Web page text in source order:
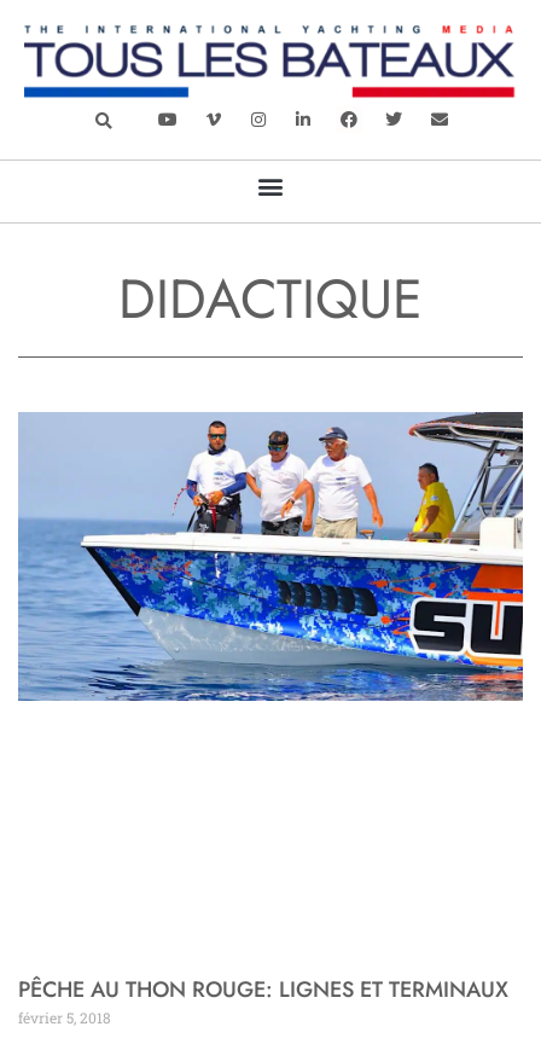
DIDACTIQUE
PÊCHE AU THON ROUGE: LIGNES ET TERMINAUX
février 5, 2018